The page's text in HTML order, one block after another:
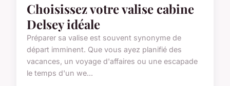
Choisissez votre valise cabine
Delsey idéale
Préparer sa valise est souvent synonyme de
départ imminent. Que vous ayez planifié des
vacances, un voyage d'affaires ou une escapade
le temps d'un we...